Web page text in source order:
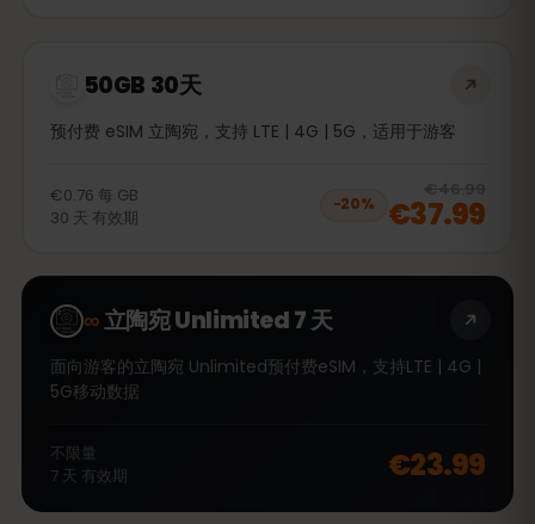
50GB 30天
预付费 eSIM 立陶宛，支持 LTE | 4G | 5G，适用于游客
€0.76 每 GB
30 天 有效期
−20%
€46.99
€37.99
∞立陶宛 Unlimited 7 天
面向游客的立陶宛 Unlimited预付费eSIM，支持LTE | 4G |
5G移动数据
不限量
7 天 有效期 €23.99